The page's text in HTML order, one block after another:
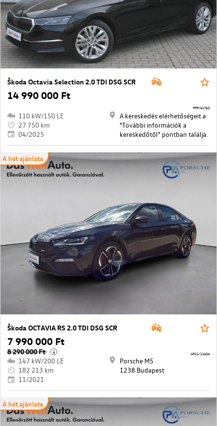
Škoda Octavia Selection 2.0 TDI DSG SCR
14 990 000 Ft
110 kW/150 LE
27 750 km
04/2025
A kereskedés elérhetőségeit a
"További információk a
kereskedőtől" pontban találja.
999/41762
A hét ajánlata
Škoda OCTAVIA RS 2.0 TDI DSG SCR
7 990 000 Ft
8 290 000 Ft i
147 kW/200 LE
182 213 km
11/2021
Porsche M5
1238 Budapest
4911/11424
A hét ajánlata